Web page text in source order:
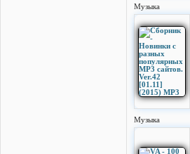
Музыка
Музыка